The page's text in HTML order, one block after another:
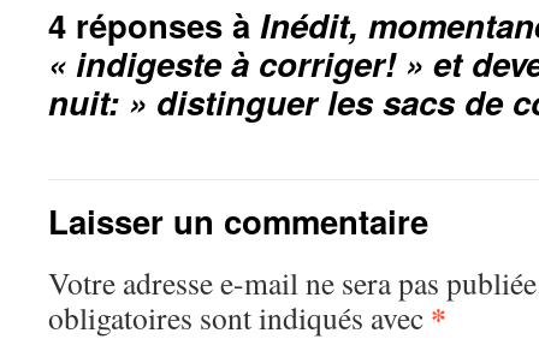
4 réponses à Inédit,
« indigeste à corriger! » et
nuit: » distinguer les sacs de
Laisser un commentaire
Votre adresse e-mail ne sera pas
obligatoires sont indiqués avec *